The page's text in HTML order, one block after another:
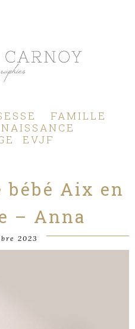
FAMILLE
NAISSANCE
EVJF
bébé Aix en
– Anna
2023